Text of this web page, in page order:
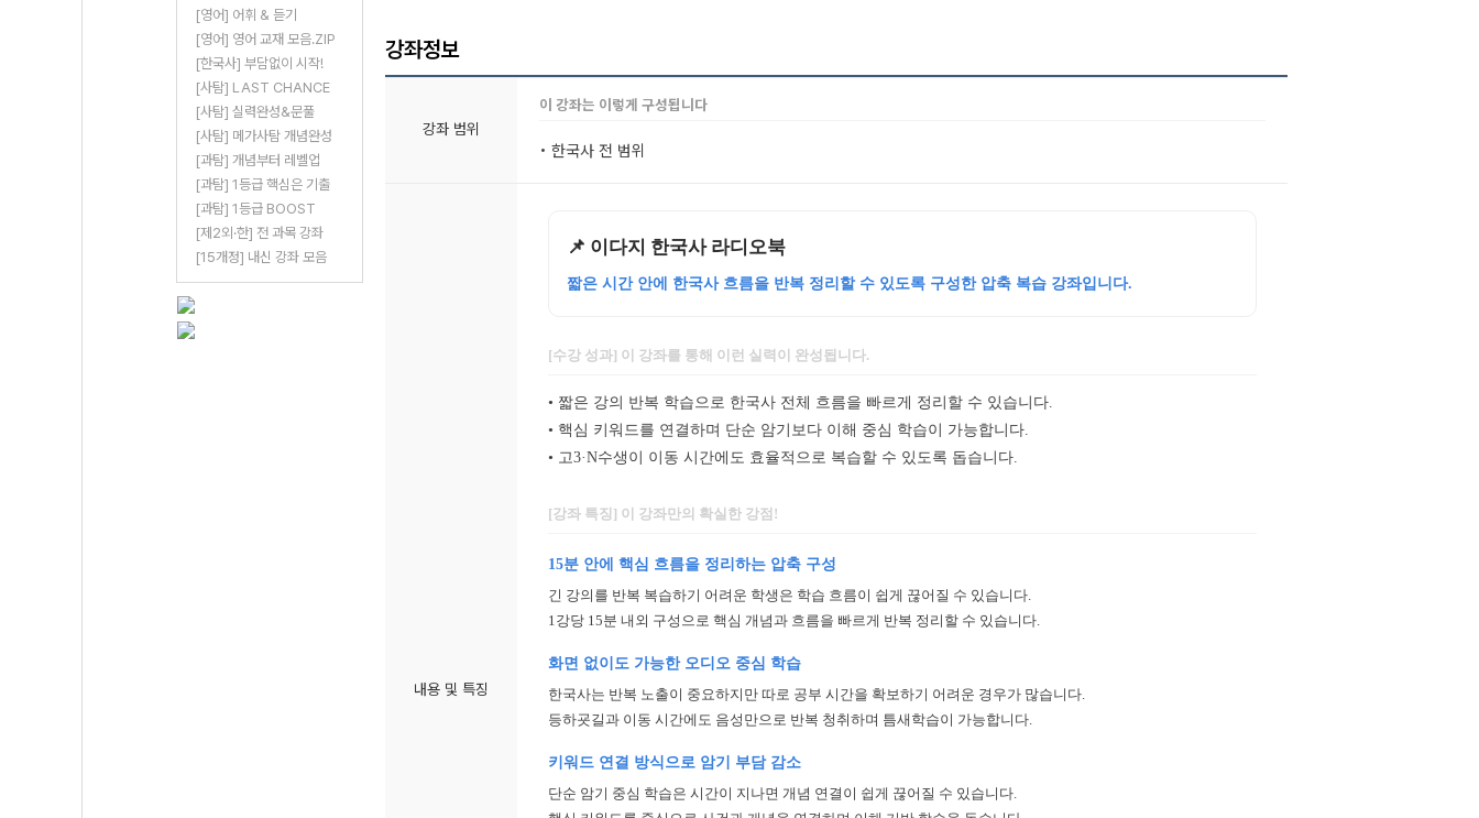
[영어] 어휘 & 듣기
[영어] 영어 교재 모음.ZIP
[한국사] 부담없이 시작!
[사탐] LAST CHANCE
[사탐] 실력완성&문풀
[사탐] 메가사탐 개념완성
[과탐] 개념부터 레벨업
[과탐] 1등급 핵심은 기출
[과탐] 1등급 BOOST
[제2외·한] 전 과목 강좌
[15개정] 내신 강좌 모음
강좌정보
강좌 범위
이 강좌는 이렇게 구성됩니다
• 한국사 전 범위
내용 및 특징
📌 이다지 한국사 라디오북
짧은 시간 안에 한국사 흐름을 반복 정리할 수 있도록 구성한 압축 복습 강좌입니다.
[수강 성과] 이 강좌를 통해 이런 실력이 완성됩니다.
• 짧은 강의 반복 학습으로 한국사 전체 흐름을 빠르게 정리할 수 있습니다.
• 핵심 키워드를 연결하며 단순 암기보다 이해 중심 학습이 가능합니다.
• 고3·N수생이 이동 시간에도 효율적으로 복습할 수 있도록 돕습니다.
[강좌 특징] 이 강좌만의 확실한 강점!
15분 안에 핵심 흐름을 정리하는 압축 구성
긴 강의를 반복 복습하기 어려운 학생은 학습 흐름이 쉽게 끊어질 수 있습니다.
1강당 15분 내외 구성으로 핵심 개념과 흐름을 빠르게 반복 정리할 수 있습니다.
화면 없이도 가능한 오디오 중심 학습
한국사는 반복 노출이 중요하지만 따로 공부 시간을 확보하기 어려운 경우가 많습니다.
등하굣길과 이동 시간에도 음성만으로 반복 청취하며 틈새학습이 가능합니다.
키워드 연결 방식으로 암기 부담 감소
단순 암기 중심 학습은 시간이 지나면 개념 연결이 쉽게 끊어질 수 있습니다.